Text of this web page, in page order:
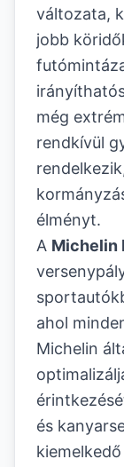
változata,
jobb
még
rendkívül
élményt.
A Michelin
ahol
Michelin
és